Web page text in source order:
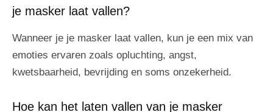
je masker laat vallen?
Wanneer je je masker laat vallen, kun je een mix van
emoties ervaren zoals opluchting, angst,
kwetsbaarheid, bevrijding en soms onzekerheid.
Hoe kan het laten vallen van je masker